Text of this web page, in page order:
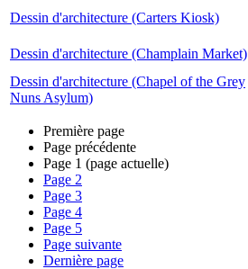
Dessin d'architecture (Carters Kiosk)
Dessin d'architecture (Champlain Market)
Dessin d'architecture (Chapel of the Grey
Nuns Asylum)
Première page
Page précédente
Page 1 (page actuelle)
Page 2
Page 3
Page 4
Page 5
Page suivante
Dernière page